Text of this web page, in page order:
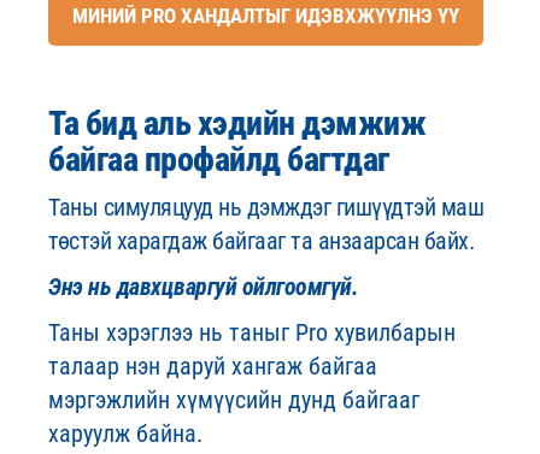
МИНИЙ PRO ХАНДАЛТЫГ ИДЭВХЖҮҮЛНЭ ҮҮ
Та бид аль хэдийн дэмжиж
байгаа профайлд багтдаг
Таны симуляцууд нь дэмждэг гишүүдтэй маш
төстэй харагдаж байгааг та анзаарсан байх.
Энэ нь давхцваргуй ойлгоомгүй.
Таны хэрэглээ нь таныг Pro хувилбарын
талаар нэн даруй хангаж байгаа
мэргэжлийн хүмүүсийн дунд байгааг
харуулж байна.